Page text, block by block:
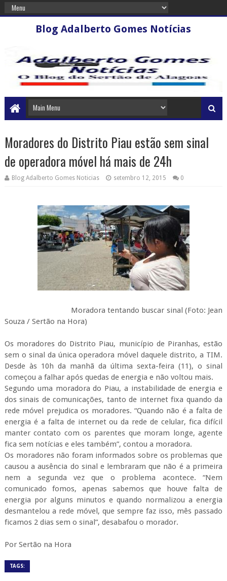
Blog Adalberto Gomes Notícias
Moradores do Distrito Piau estão sem sinal
de operadora móvel há mais de 24h
Blog Adalberto Gomes Noticias setembro 12, 2015 0
Moradora tentando buscar sinal (Foto: Jean
Souza / Sertão na Hora)
Os moradores do Distrito Piau, município de Piranhas, estão
sem o sinal da única operadora móvel daquele distrito, a TIM.
Desde às 10h da manhã da última sexta-feira (11), o sinal
começou a falhar após quedas de energia e não voltou mais.
Segundo uma moradora do Piau, a instabilidade de energia e
dos sinais de comunicações, tanto de internet fixa quando da
rede móvel prejudica os moradores. “Quando não é a falta de
energia é a falta de internet ou da rede de celular, fica difícil
manter contato com os parentes que moram longe, agente
fica sem notícias e eles também”, contou a moradora.
Os moradores não foram informados sobre os problemas que
causou a ausência do sinal e lembraram que não é a primeira
nem a segunda vez que o problema acontece. “Nem
comunicado fomos, apenas sabemos que houve falta de
energia por alguns minutos e quando normalizou a energia
desmantelou a rede móvel, que sempre faz isso, mês passado
ficamos 2 dias sem o sinal”, desabafou o morador.
Por Sertão na Hora
TAGS: